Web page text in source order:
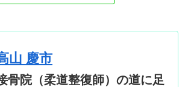
山 慶市
骨院（柔道整復師）の道に足